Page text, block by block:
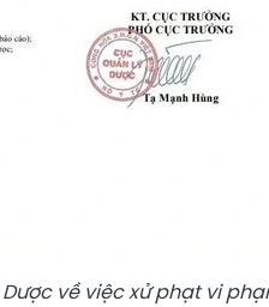
về việc xử phạt vi